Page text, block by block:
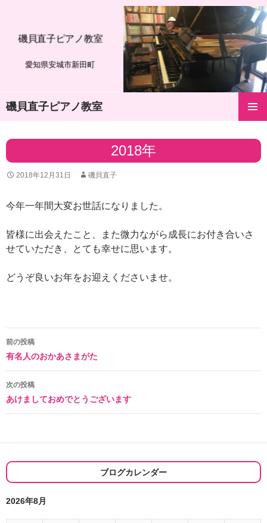
愛知県安城市新田町
磯貝直子ピアノ教室
磯貝直子ピアノ教室
テ
へ
キ
プ
2018年
2018年12月31日 磯貝直子
今年一年間大変お世話になりました。
皆様に出会えたこと、また微力ながら成長にお付き合いさ
せていただき、とても幸せに思います。
どうぞ良いお年をお迎えくださいませ。
投
稿
ナ
ビ
ー
シ
ョ
ン
前の投稿
有名人のおかあさまがた
次の投稿
あけましておめでとうございます
ブログカレンダー
2026年8月